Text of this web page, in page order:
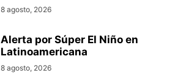
8 agosto, 2026
Alerta por Súper El Niño en
Latinoamericana
8 agosto, 2026